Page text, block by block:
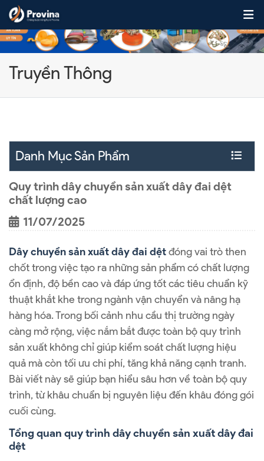
Skip to content
Truyền Thông
Danh Mục Sản Phẩm
Quy trình dây chuyền sản xuất dây đai dệt
chất lượng cao
11/07/2025
Dây chuyền sản xuất dây đai dệtđóng vai trò then
chốt trong việc tạo ra những sản phẩm có chất lượng
ổn định, độ bền cao và đáp ứng tốt các tiêu chuẩn kỹ
thuật khắt khe trong ngành vận chuyển và nâng hạ
hàng hóa. Trong bối cảnh nhu cầu thị trường ngày
càng mở rộng, việc nắm bắt được toàn bộ quy trình
sản xuất không chỉ giúp kiểm soát chất lượng hiệu
quả mà còn tối ưu chi phí, tăng khả năng cạnh tranh.
Bài viết này sẽ giúp bạn hiểu sâu hơn về toàn bộ quy
trình, từ khâu chuẩn bị nguyên liệu đến khâu đóng gói
cuối cùng.
Tổng quan quy trình dây chuyền sản xuất dây đai
dệt